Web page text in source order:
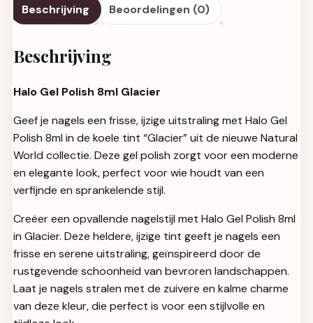
Beschrijving Beoordelingen (0)
Beschrijving
Halo Gel Polish 8ml Glacier
Geef je nagels een frisse, ijzige uitstraling met Halo Gel
Polish 8ml in de koele tint “Glacier” uit de nieuwe Natural
World collectie. Deze gel polish zorgt voor een moderne
en elegante look, perfect voor wie houdt van een
verfijnde en sprankelende stijl.
Creëer een opvallende nagelstijl met Halo Gel Polish 8ml
in Glacier. Deze heldere, ijzige tint geeft je nagels een
frisse en serene uitstraling, geïnspireerd door de
rustgevende schoonheid van bevroren landschappen.
Laat je nagels stralen met de zuivere en kalme charme
van deze kleur, die perfect is voor een stijlvolle en